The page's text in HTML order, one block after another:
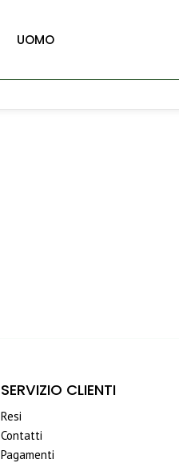
UOMO
SERVIZIO CLIENTI
Resi
Contatti
Pagamenti